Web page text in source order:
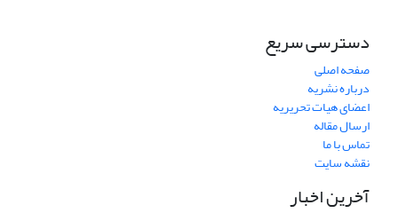
دسترسی سریع
صفحه اصلی
درباره نشریه
اعضای هیات تحریریه
ارسال مقاله
تماس با ما
نقشه سایت
آخرین اخبار